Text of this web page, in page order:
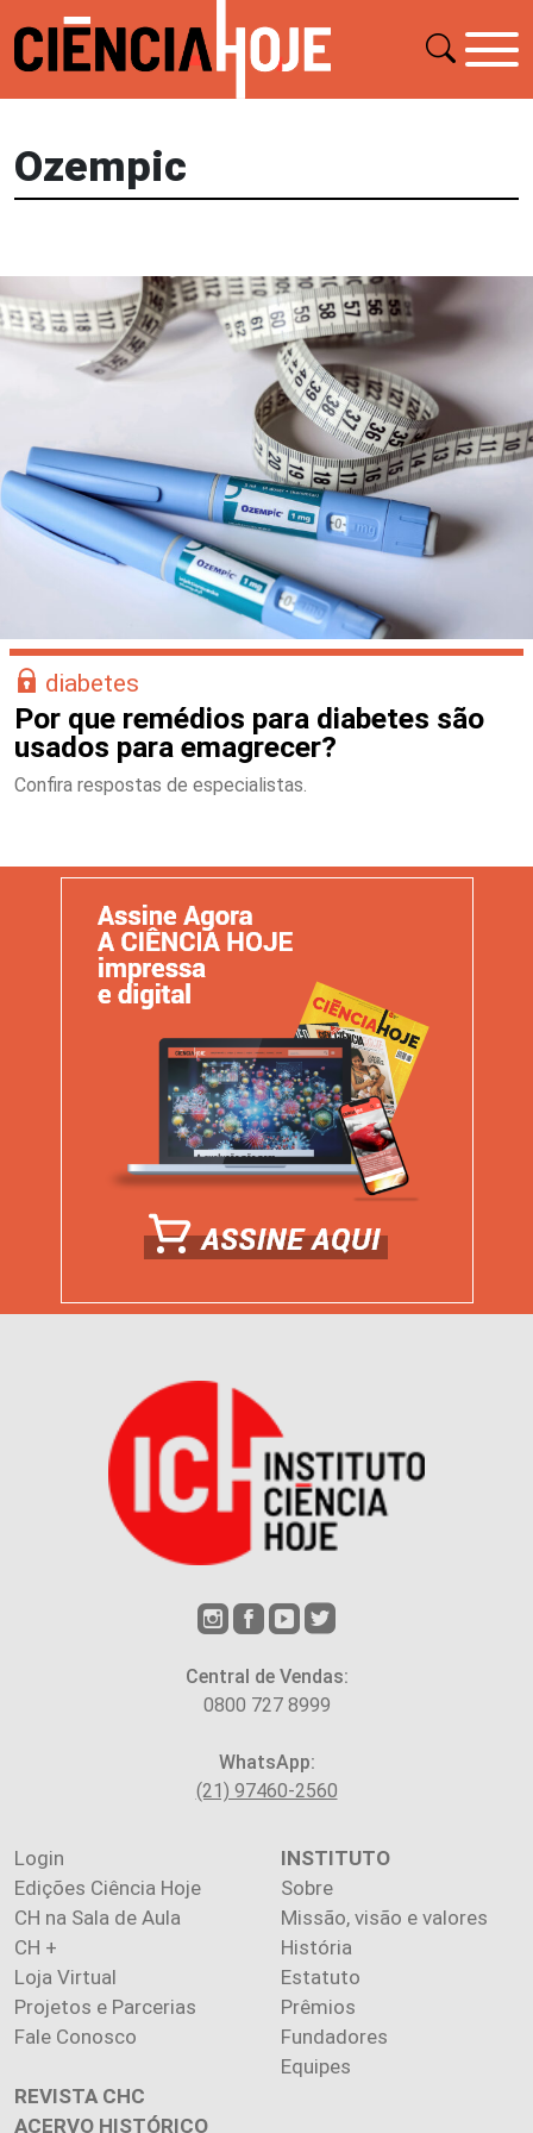
Ozempic
diabetes
Por que remédios para diabetes são
usados para emagrecer?
Confira respostas de especialistas.
Central de Vendas:
0800 727 8999
WhatsApp:
(21) 97460-2560
Login
Edições Ciência Hoje
CH na Sala de Aula
CH +
Loja Virtual
Projetos e Parcerias
Fale Conosco
INSTITUTO
Sobre
Missão, visão e valores
História
Estatuto
Prêmios
Fundadores
Equipes
REVISTA CHC
ACERVO HISTÓRICO